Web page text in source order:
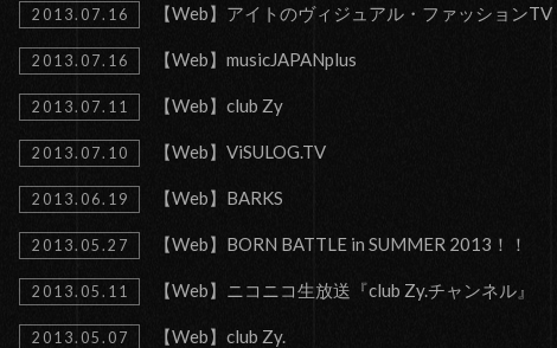
2013.07.16 【Web】アイトのヴィジュアル・ファッションTV
2013.07.16 【Web】musicJAPANplus
2013.07.11 【Web】club Zy
2013.07.10 【Web】ViSULOG.TV
2013.06.19 【Web】BARKS
2013.05.27 【Web】BORN BATTLE in SUMMER 2013！！
2013.05.11 【Web】ニコニコ生放送『club Zy.チャンネル』
2013.05.07 【Web】club Zy.